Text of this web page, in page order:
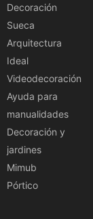
Decoración
Sueca
Arquitectura
Ideal
Videodecoración
Ayuda para
manualidades
Decoración y
jardines
Mimub
Pórtico